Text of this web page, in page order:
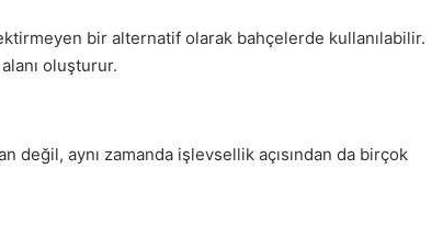
bir alternatif olarak bahçelerde kullanılabilir.
oluşturur.
değil, aynı zamanda işlevsellik açısından da birçok